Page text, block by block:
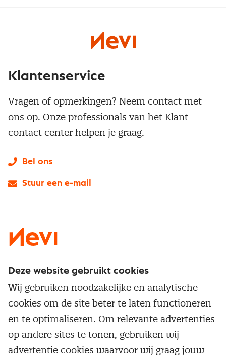
Service & contact
Over inkoop
Netwerk en communities
Aanmelden nieuwsbrief
Populaire thema's
Aanbesteden
Contractmanagement
Opleidingen en trainingen
Trainingen
Klantenservice
Vragen of opmerkingen? Neem contact met
ons op. Onze professionals van het Klant
contact center helpen je graag.
Bel ons
Stuur een e-mail
Deze website gebruikt cookies
Wij gebruiken noodzakelijke en analytische
cookies om de site beter te laten functioneren
en te optimaliseren. Om relevante advertenties
op andere sites te tonen, gebruiken wij
advertentie cookies waarvoor wij graag jouw